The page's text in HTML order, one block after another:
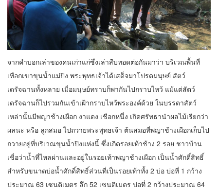
จากคำบอกเล่าของคนเก่าแก่ซึ่งเล่าสืบทอดต่อกันมาว่า บริเวณพื้นที่
เทือกเขาขุนน้ำแม่ปิง พระพุทธเจ้าได้เสด็จมาโปรดมนุษย์ สัตว์
เดรัจฉานทั้งหลาย เมื่อมนุษย์ทราบก็พากันไปกราบไหว้ แม้แต่สัตว์
เดรัจฉานก็ไปรวมกันเข้าเฝ้ากราบไหว้พระองค์ด้วย ในบรรดาสัตว์
เหล่านั้นมีพญาช้างเผือก งาแดง เชือกหนึ่ง เกิดศรัทธานำผลไม้เรียกว่า
ผลนะ หรือ ลูกสมอ ไปถวายพระพุทธเจ้า ต้นสมอที่พญาช้างเผือกเก็บไป
ถวายอยู่ที่บริเวณขุนน้ำปิงแห่งนี้ ซึ่งเกิดรอยเท้าช้าง 2 รอย ชาวบ้าน
เชื่อว่าน้ำที่ไหลผ่านและอยู่ในรอยเท้าพญาช้างเผือก เป็นน้ำศักดิ์สิทธิ์
สำหรับขนาดบ่อน้ำศักดิ์สิทธิ์ส่วนที่เป็นรอยเท้าทั้ง 2 บ่อ บ่อที่ 1 กว้าง
ประมาณ 63 เซนติเมตร ลึก 52 เซนติเมตร บ่อที่ 2 กว้างประมาณ 64